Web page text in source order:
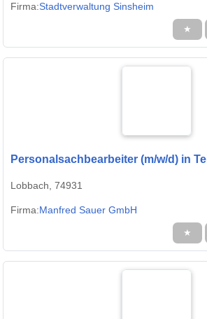
Firma:Stadtverwaltung Sinsheim
★
Personalsachbearbeiter (m/w/d) in
Lobbach, 74931
Firma:Manfred Sauer GmbH
★